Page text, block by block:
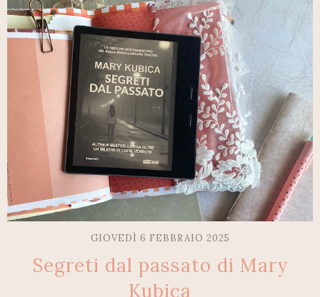
GIOVEDÌ 6 FEBBRAIO 2025
Segreti dal passato di Mary
Kubica